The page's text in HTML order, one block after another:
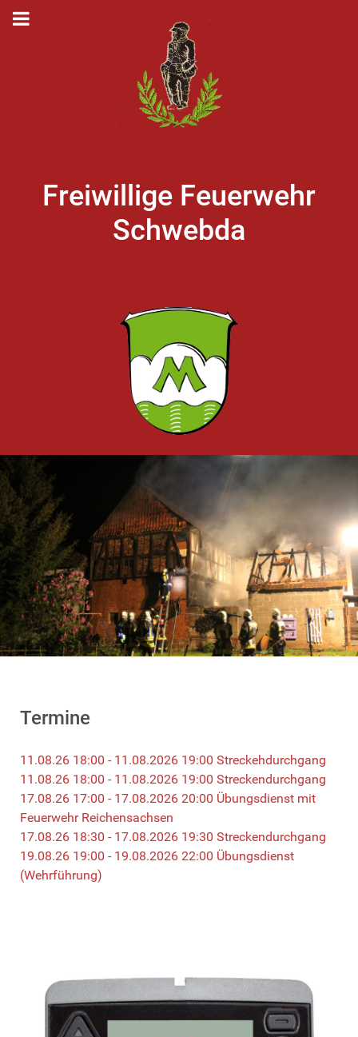
Freiwillige Feuerwehr
Schwebda
Termine
11.08.26 18:00 - 11.08.2026 19:00 Streckehdurchgang
11.08.26 18:00 - 11.08.2026 19:00 Streckendurchgang
17.08.26 17:00 - 17.08.2026 20:00 Übungsdienst mit
Feuerwehr Reichensachsen
17.08.26 18:30 - 17.08.2026 19:30 Streckendurchgang
19.08.26 19:00 - 19.08.2026 22:00 Übungsdienst
(Wehrführung)